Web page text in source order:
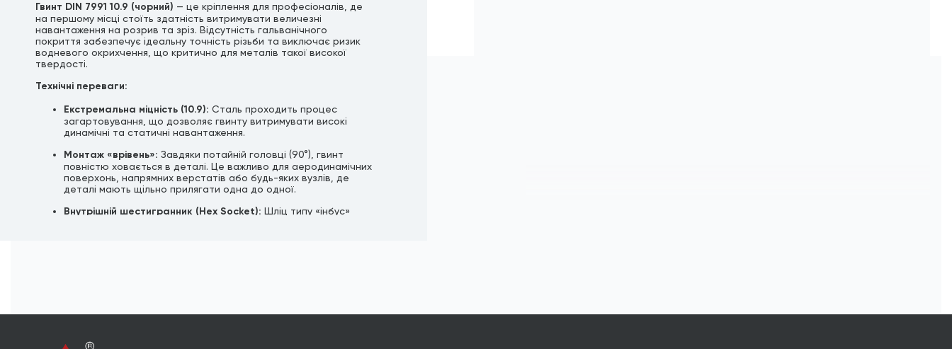
Гвинт DIN 7991 10.9 (чорний) — це кріплення для професіоналів, де
на першому місці стоїть здатність витримувати величезні
навантаження на розрив та зріз. Відсутність гальванічного
покриття забезпечує ідеальну точність різьби та виключає ризик
водневого окрихчення, що критично для металів такої високої
твердості.
Технічні переваги:
Екстремальна міцність (10.9): Сталь проходить процес
загартовування, що дозволяє гвинту витримувати високі
динамічні та статичні навантаження.
Монтаж «врівень»: Завдяки потайній головці (90°), гвинт
повністю ховається в деталі. Це важливо для аеродинамічних
поверхонь, напрямних верстатів або будь-яких вузлів, де
деталі мають щільно прилягати одна до одної.
Внутрішній шестигранник (Hex Socket): Шліц типу «інбус»
Формат продажу:Товар реалізуєтьсяв штуках (фасований в